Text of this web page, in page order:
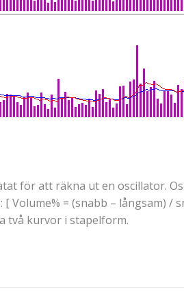
för att räkna ut en oscillator.
Volume% = (snabb – långsam)
två kurvor i stapelform.